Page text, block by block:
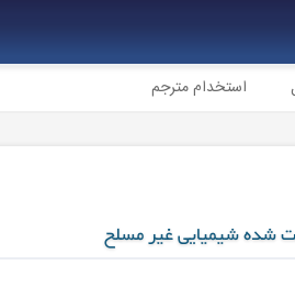
استخدام مترجم
شده شیمیایی غیر مسلح